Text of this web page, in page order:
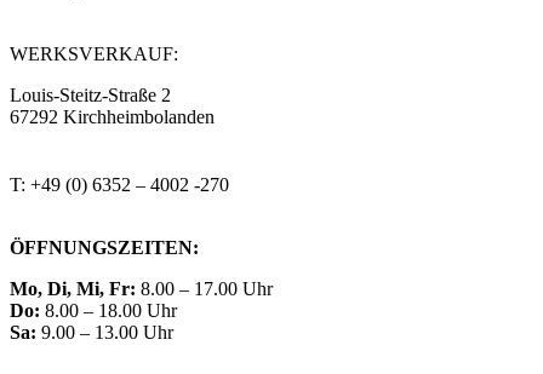
WERKSVERKAUF:
Louis-Steitz-Straße 2
67292 Kirchheimbolanden
T: +49 (0) 6352 – 4002 -270
ÖFFNUNGSZEITEN:
Mo, Di, Mi, Fr: 8.00 – 17.00 Uhr
Do: 8.00 – 18.00 Uhr
Sa: 9.00 – 13.00 Uhr